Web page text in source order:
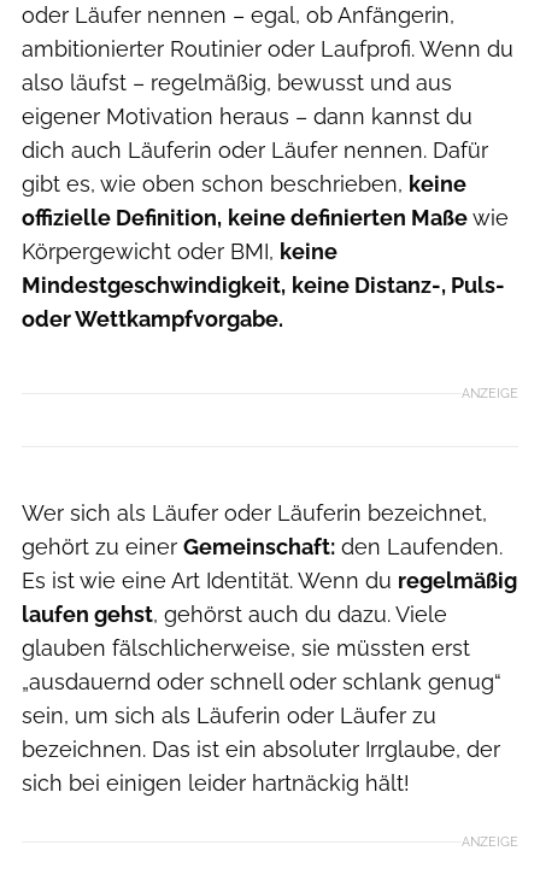
oder Läufer nennen – egal, ob Anfängerin,
ambitionierter Routinier oder Laufprofi. Wenn du
also läufst – regelmäßig, bewusst und aus
eigener Motivation heraus – dann kannst du
dich auch Läuferin oder Läufer nennen. Dafür
gibt es, wie oben schon beschrieben, keine
offizielle Definition, keine definierten Maßewie
Körpergewicht oder BMI, keine
Mindestgeschwindigkeit, keine Distanz-, Puls-
oder Wettkampfvorgabe.
ANZEIGE
Wer sich als Läufer oder Läuferin bezeichnet,
gehört zu einer Gemeinschaft: den Laufenden.
Es ist wie eine Art Identität. Wenn du regelmäßig
laufen gehst, gehörst auch du dazu. Viele
glauben fälschlicherweise, sie müssten erst
„ausdauernd oder schnell oder schlank genug“
sein, um sich als Läuferin oder Läufer zu
bezeichnen. Das ist ein absoluter Irrglaube, der
sich bei einigen leider hartnäckig hält!
ANZEIGE